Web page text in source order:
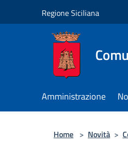
Regione Siciliana
Amministrazione
Home > Novità >